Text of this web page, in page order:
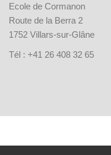
Ecole de Cormanon
Route de la Berra 2
1752 Villars-sur-Glâne
Tél : +41 26 408 32 65